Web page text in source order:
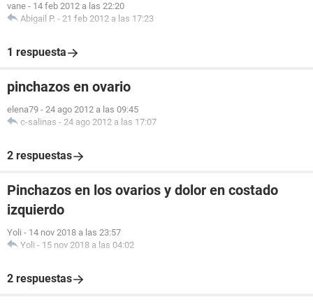
vane - 14 feb 2012 a las 22:20
Abigail P. - 21 feb 2012 a las 17:23
1 respuesta
pinchazos en ovario
elena79 - 24 ago 2012 a las 09:45
c-salinas - 24 ago 2012 a las 17:07
2 respuestas
Pinchazos en los ovarios y dolor en costado
izquierdo
Yoli - 14 nov 2018 a las 23:57
Yoli - 15 nov 2018 a las 04:02
2 respuestas